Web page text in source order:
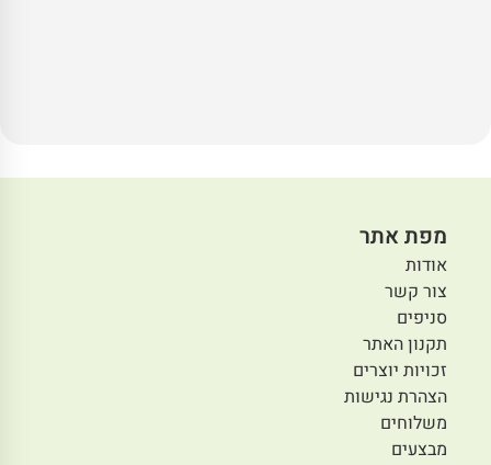
מפת אתר
אודות
צור קשר
סניפים
תקנון האתר
זכויות יוצרים
הצהרת נגישות
משלוחים
מבצעים